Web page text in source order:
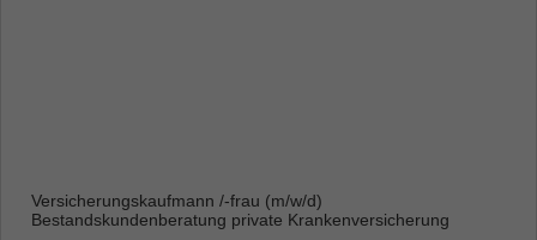
Versicherungskaufmann /-frau (m/w/d)
Bestandskundenberatung private Krankenversicherung